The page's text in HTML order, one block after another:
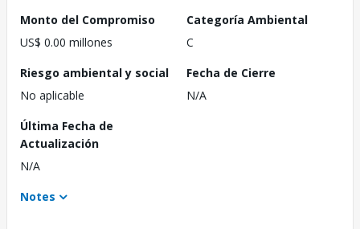
Monto del Compromiso
US$ 0.00 millones
Categoría Ambiental
C
Riesgo ambiental y social
No aplicable
Fecha de Cierre
N/A
Última Fecha de
Actualización
N/A
Notes